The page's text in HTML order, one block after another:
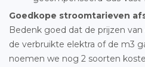
Goedkope stroomtarieven
Bedenk goed dat de prijzen
de verbruikte elektra of de m3
noemen we nog 2 soorten